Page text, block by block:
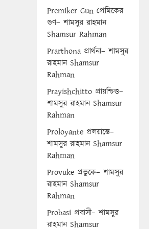
Premiker Gun প্রেমিকের
গুণ– শামসুর রাহমান
Shamsur Rahman
Prarthona প্রার্থনা– শামসুর
রাহমান Shamsur
Rahman
Prayishchitto প্রায়শ্চিত্ত–
শামসুর রাহমান Shamsur
Rahman
Proloyante প্রলয়ান্তে–
শামসুর রাহমান Shamsur
Rahman
Provuke প্রভুকে– শামসুর
রাহমান Shamsur
Rahman
Probasi প্রবাসী– শামসুর
রাহমান Shamsur